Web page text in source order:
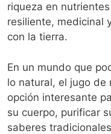
riqueza en
resiliente, medicinal
con la tierra.
En un mundo que
lo natural, el jugo de
opción interesante
su cuerpo, purificar
saberes